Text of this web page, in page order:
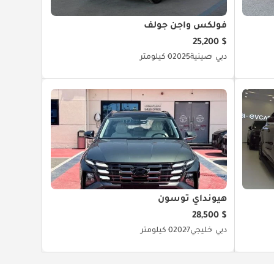
فولكس واجن جولف
$ 25,200
دبي صينية20250 كيلومتر
هيونداي توسون
$ 28,500
دبي خليجي20270 كيلومتر